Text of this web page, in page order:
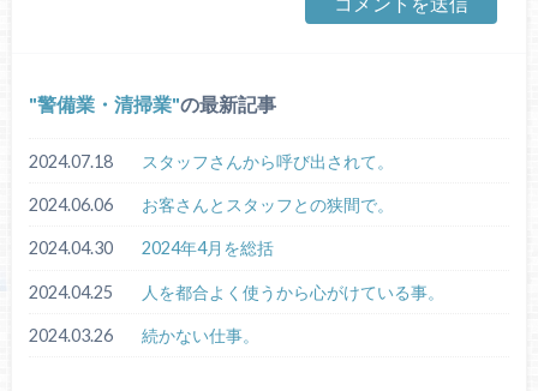
警備業・清掃業 の最新記事
2024.07.18 スタッフさんから呼び出されて。
2024.06.06 お客さんとスタッフとの狭間で。
2024.04.30 2024年4月を総括
2024.04.25 人を都合よく使うから心がけている事。
2024.03.26 続かない仕事。